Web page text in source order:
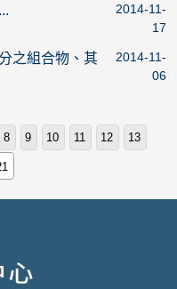
2014-11-
17
之組合物、其
2014-11-
06
8 9 10 11 12 13